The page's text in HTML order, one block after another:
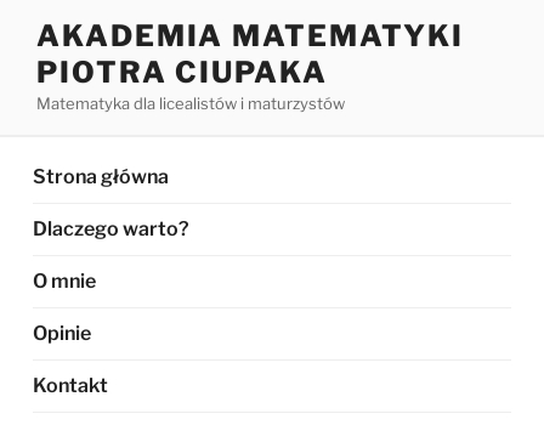
treści
AKADEMIA MATEMATYKI
PIOTRA CIUPAKA
Matematyka dla licealistów i maturzystów
Strona główna
Dlaczego warto?
O mnie
Opinie
Kontakt